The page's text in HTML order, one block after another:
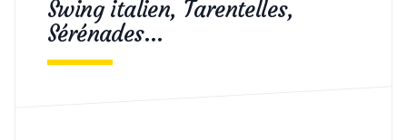
Swing italien, Tarentelles,
Sérénades…